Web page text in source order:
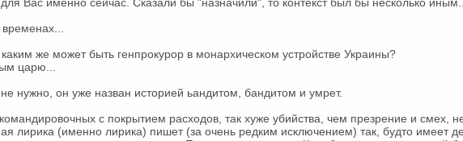
же может быть генпрокурор в монархическом устройстве Украины?
царю...
нужно, он уже назван историей ьандитом, бандитом и умрет.
с покрытием расходов, так хуже убийства, чем презрение и смех,
лирика (именно лирика) пишет (за очень редким исключением) так, будто имеет